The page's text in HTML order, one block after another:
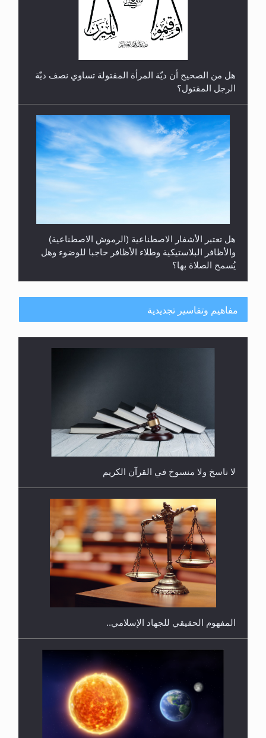
رأيٌ في لغة المسيح الموعود عليه السلام.. 4...
هل من الصحيح أن ديّة المرأة المقتولة تساوي نصف ديّة
الرجل المقتول؟
هل تعتبر الأشفار الاصطناعية (الرموش الاصطناعية)
والأظافر البلاستيكية وطلاء الأظافر حاجبا للوضوء وهل
يُسمح الصلاة بها؟
هل يُحسب حول الزكاة وفق السنة الميلادية أو الهجرية؟
هل يجوز فتح مشروع كوافير نسائي للمحجبات وغير
المحجبات؟
مفاهيم وتفاسير تجديدية
لا ناسخ ولا منسوخ في القرآن الكريم
المفهوم الحقيقي للجهاد الإسلامي..